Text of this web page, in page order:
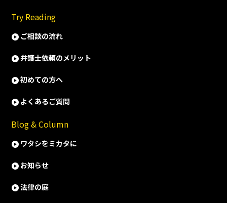
Try Reading
ご相談の流れ
弁護士依頼のメリット
初めての方へ
よくあるご質問
Blog & Column
ワタシをミカタに
お知らせ
法律の庭